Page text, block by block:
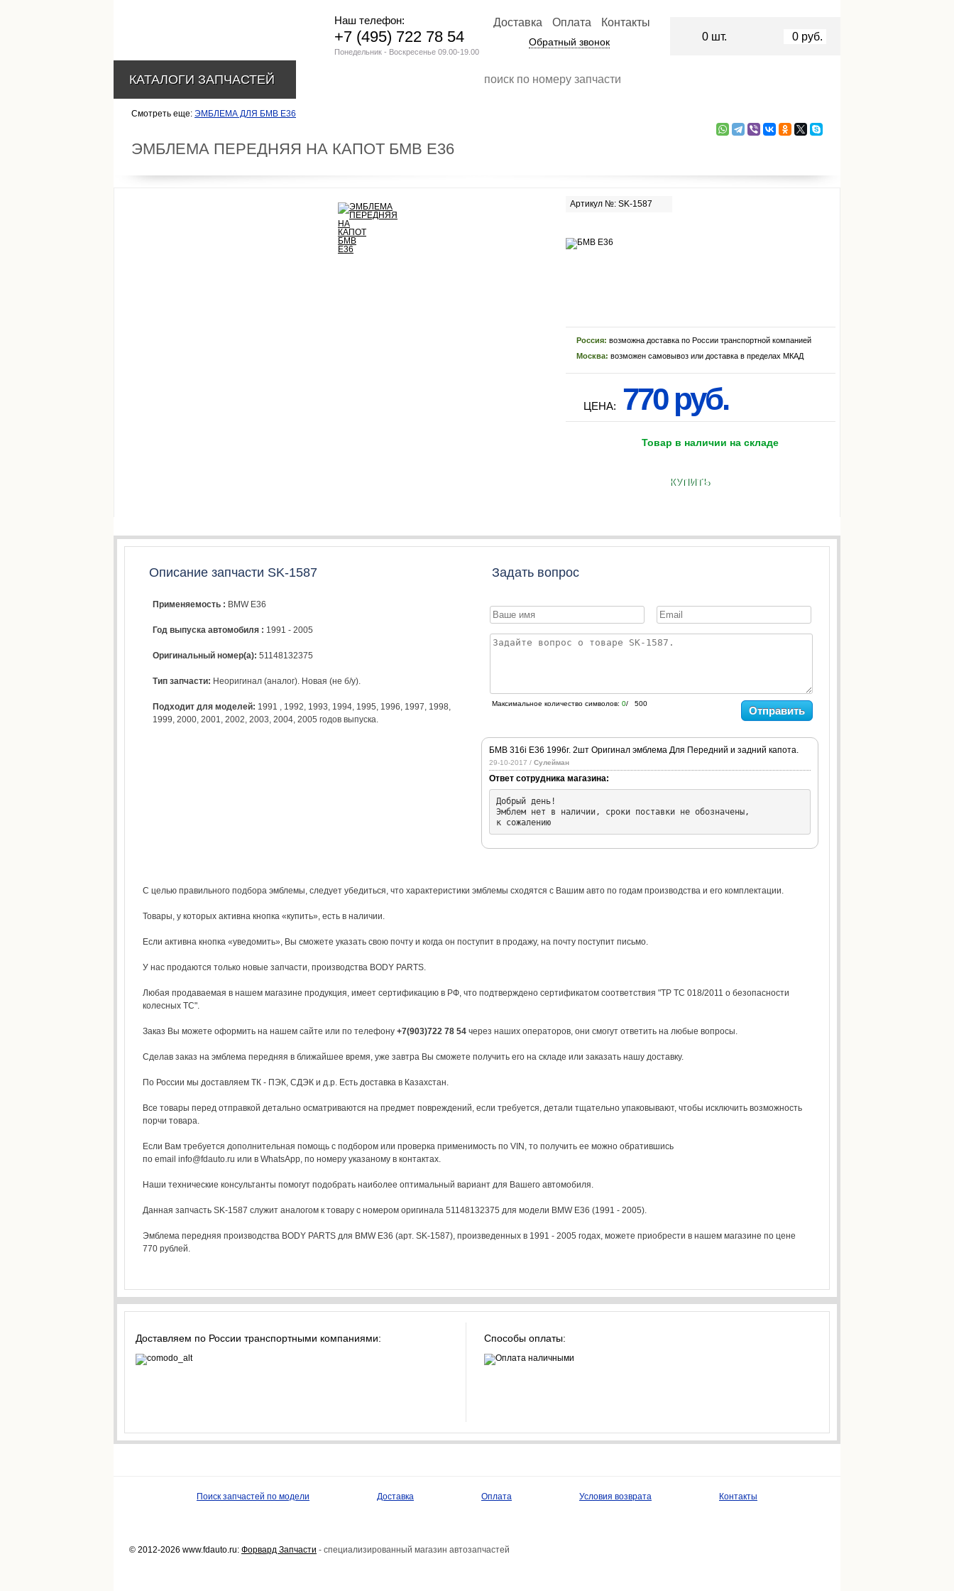
Смотреть еще: ЭМБЛЕМА ДЛЯ БМВ Е36
ЭМБЛЕМА ПЕРЕДНЯЯ НА КАПОТ БМВ Е36
Артикул №: SK-1587
Россия: возможна доставка по России транспортной компанией
Москва: возможен самовывоз или доставка в пределах МКАД
ЦЕНА: 770 руб.
Товар в наличии на складе
КУПИТЬ
Описание запчасти SK-1587
Применяемость : BMW E36
Год выпуска автомобиля : 1991 - 2005
Оригинальный номер(а): 51148132375
Тип запчасти: Неоригинал (аналог). Новая (не б/у).
Подходит для моделей: 1991 , 1992, 1993, 1994, 1995, 1996, 1997, 1998,
1999, 2000, 2001, 2002, 2003, 2004, 2005 годов выпуска.
Задать вопрос
Максимальное количество символов: 0/ 500
Отправить
БМВ 316i Е36 1996г. 2шт Оригинал эмблема Для Передний и задний капота.
29-10-2017 / Сулейман
Ответ сотрудника магазина:
Добрый день!
Эмблем нет в наличии, сроки поставки не обозначены,
к сожалению
С целью правильного подбора эмблемы, следует убедиться, что характеристики эмблемы сходятся с Вашим авто по годам производства и его комплектации.
Товары, у которых активна кнопка «купить», есть в наличии.
Если активна кнопка «уведомить», Вы сможете указать свою почту и когда он поступит в продажу, на почту поступит письмо.
У нас продаются только новые запчасти, производства BODY PARTS.
Любая продаваемая в нашем магазине продукция, имеет сертификацию в РФ, что подтверждено сертификатом соответствия "ТР ТС 018/2011 о безопасности
колесных ТС".
Заказ Вы можете оформить на нашем сайте или по телефону +7(903)722 78 54 через наших операторов, они смогут ответить на любые вопросы.
Сделав заказ на эмблема передняя в ближайшее время, уже завтра Вы сможете получить его на складе или заказать нашу доставку.
По России мы доставляем ТК - ПЭК, СДЭК и д.р. Есть доставка в Казахстан.
Все товары перед отправкой детально осматриваются на предмет повреждений, если требуется, детали тщательно упаковывают, чтобы исключить возможность
порчи товара.
Если Вам требуется дополнительная помощь с подбором или проверка применимость по VIN, то получить ее можно обратившись
по email info@fdauto.ru или в WhatsApp, по номеру указаному в контактах.
Наши технические консультанты помогут подобрать наиболее оптимальный вариант для Вашего автомобиля.
Данная запчасть SK-1587 служит аналогом к товару с номером оригинала 51148132375 для модели BMW E36 (1991 - 2005).
Эмблема передняя производства BODY PARTS для BMW E36 (арт. SK-1587), произведенных в 1991 - 2005 годах, можете приобрести в нашем магазине по цене
770 рублей.
Доставляем по России транспортными компаниями: Способы оплаты:
Наш телефон:
+7 (495) 722 78 54
Понедельник - Воскресенье 09.00-19.00
Доставка Оплата Контакты
Обратный звонок 0 шт. 0 руб.
КАТАЛОГИ ЗАПЧАСТЕЙ
Поиск запчастей по модели Доставка Оплата Условия возврата Контакты
© 2012-2026 www.fdauto.ru: Форвард Запчасти - специализированный магазин автозапчастей